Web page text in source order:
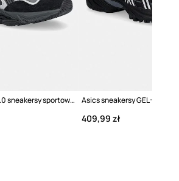
Asics GEL-NYC 2.0 sneakersy sportowe Asics sneakersy GEL-VENTX
409,99 zł